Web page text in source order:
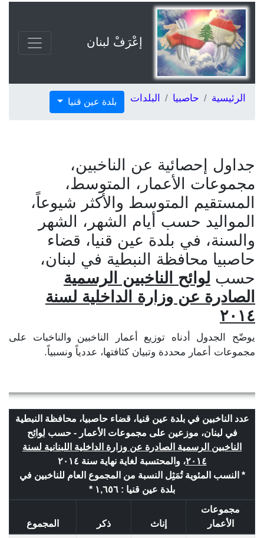
إعْرَفْ لبنان
الرئيسية حاصبيا البلدات بلدة عين قنيا
جداول إحصائية عن الناخبين،
مجموعات الأعمار، المتوسط،
المستقيم المتوسط والأكثر شيوعاً،
المواليد حسب أيام الشهر، الشهر
والسنة، في بلدة عين قنيا، قضاء
حاصبيا محافظة النبطية في لبنان،
حسب لوائح الناخبين الرسمية
الصادرة عن وزارة الداخلية لسنة
٢٠١٤
يوضّح الجدول أدناه توزيع أعمار الناخبين والناخبات على
مجموعات أعمار محددة وتبيان كثافتها، عددياً ونسبياً.
عدد الناخبين في بلدة عين قنيا، قضاء حاصبيا، محافظة النبطية
في لبنان، موزعين على مجموعات الأعمار - حسب لوائح
الناخبين الرسمية الصادرة عن وزارة الداخلية اللبنانية لسنة
٢٠١٤، والمحتسبة لغاية نهاية سنة ٢٠١٤
* النسب المئوية تُمَثِل النسبة من المجموع العام للناخبين في
بلدة عين قنيا : ١,٦٥٦ *
مجموعات
الأعمار
إناث ذكر
المجموع